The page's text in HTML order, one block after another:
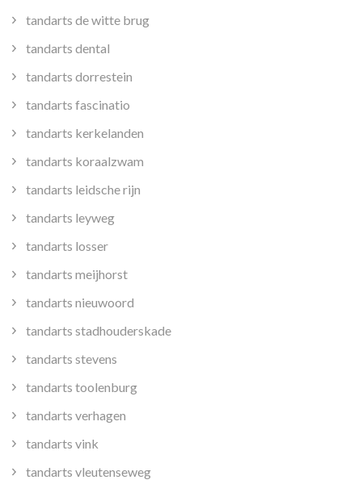
tandarts de witte brug
tandarts dental
tandarts dorrestein
tandarts fascinatio
tandarts kerkelanden
tandarts koraalzwam
tandarts leidsche rijn
tandarts leyweg
tandarts losser
tandarts meijhorst
tandarts nieuwoord
tandarts stadhouderskade
tandarts stevens
tandarts toolenburg
tandarts verhagen
tandarts vink
tandarts vleutenseweg